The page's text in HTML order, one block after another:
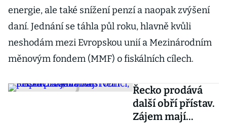
energie, ale také snížení penzí a naopak zvýšení
daní. Jednání se táhla půl roku, hlavně kvůli
neshodám mezi Evropskou unií a Mezinárodním
měnovým fondem (MMF) o fiskálních cílech.
Řecko prodává
další obří přístav.
Zájem mají